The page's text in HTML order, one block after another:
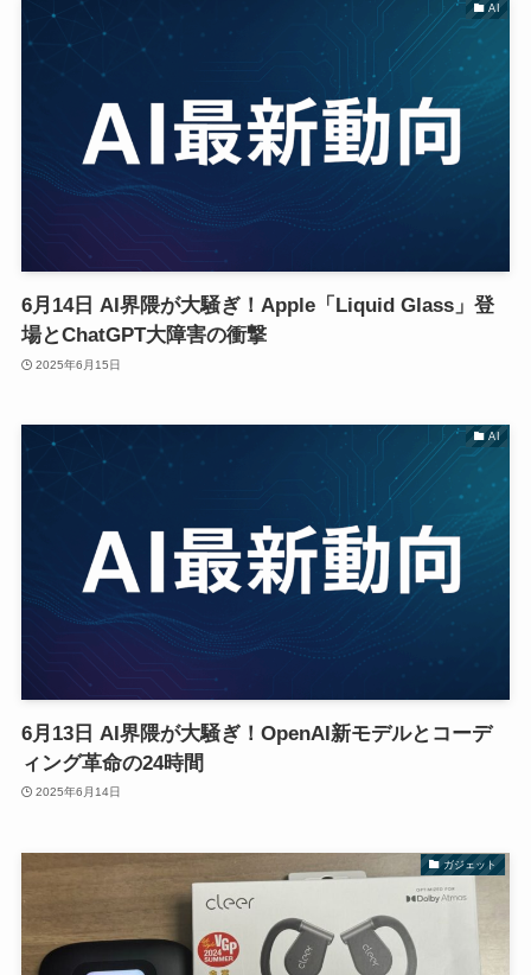
AI
6月14日 AI界隈が大騒ぎ！Apple「Liquid Glass」登
場とChatGPT大障害の衝撃
2025年6月15日
AI
6月13日 AI界隈が大騒ぎ！OpenAI新モデルとコーデ
ィング革命の24時間
2025年6月14日
ガジェット